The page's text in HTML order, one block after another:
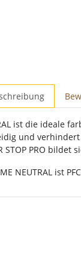
ist die
und
STOP PRO
NEUTRAL ist